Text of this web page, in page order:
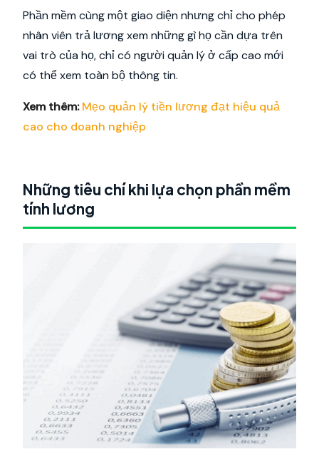
Phần mềm cùng một giao diện nhưng chỉ cho phép
nhân viên trả lương xem những gì họ cần dựa trên
vai trò của họ, chỉ có người quản lý ở cấp cao mới
có thể xem toàn bộ thông tin.
Xem thêm: Mẹo quản lý tiền lương đạt hiệu quả
cao cho doanh nghiệp
Những tiêu chí khi lựa chọn phần mềm
tính lương